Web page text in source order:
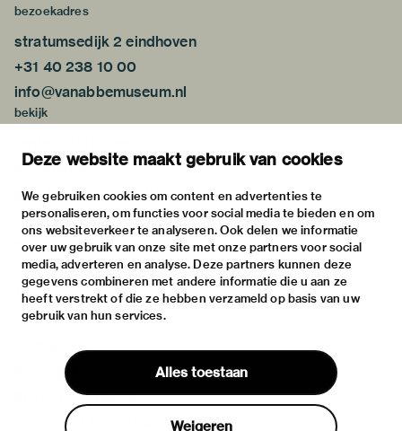
Deze website maakt gebruik van cookies
We gebruiken cookies om content en advertenties te
personaliseren, om functies voor social media te bieden en om
ons websiteverkeer te analyseren. Ook delen we informatie
over uw gebruik van onze site met onze partners voor social
media, adverteren en analyse. Deze partners kunnen deze
gegevens combineren met andere informatie die u aan ze
heeft verstrekt of die ze hebben verzameld op basis van uw
gebruik van hun services.
Alles toestaan
Weigeren
bezoekadres
stratumsedijk 2 eindhoven
+31 40 238 10 00
info@vanabbemuseum.nl
bekijk
activiteiten
praktische informatie
over
het museum
de collectie
fondsen & partners
huisregels
privacy & cookies
disclaimer & colofon